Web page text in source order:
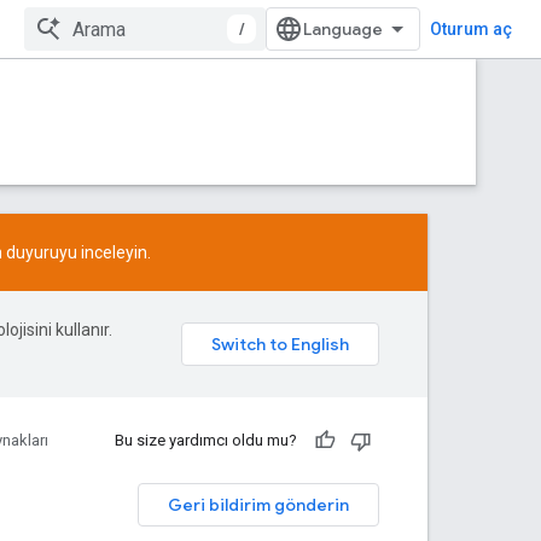
/ Oturum aç
duyuruyu inceleyin.
kullanır.
Bu size yardımcı oldu mu?
Geri bildirim gönderin